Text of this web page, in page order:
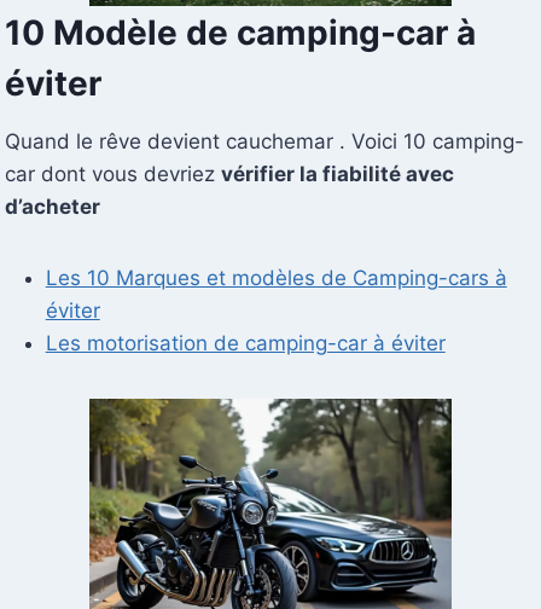
10 Modèle de camping-car à
éviter
Quand le rêve devient cauchemar . Voici 10 camping-
car dont vous devriez vérifier la fiabilité avec
d’acheter
Les 10 Marques et modèles de Camping-cars à
éviter
Les motorisation de camping-car à éviter